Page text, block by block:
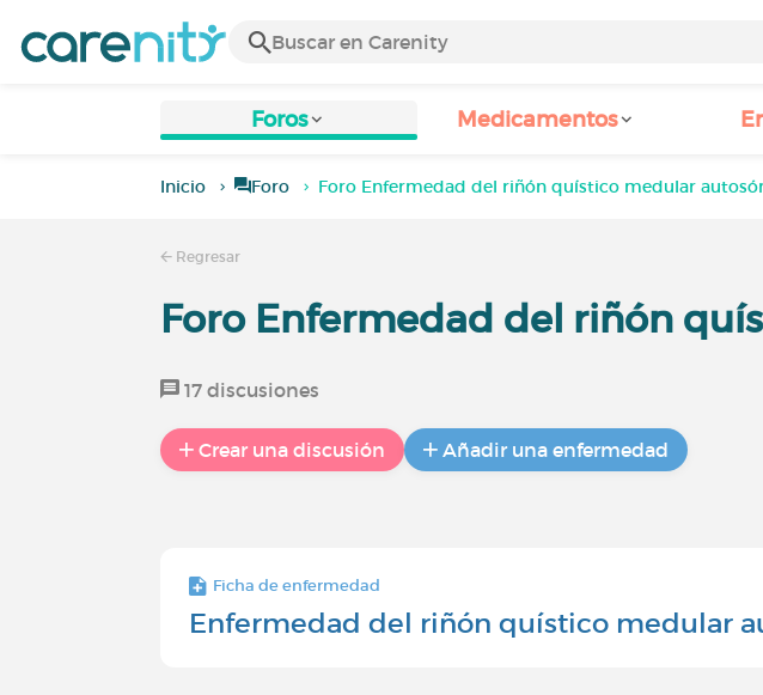
Foros Medicamentos
Inicio Foro Foro Enfermedad del riñón quístico medular
Regresar
Foro Enfermedad del riñón
17 discusiones
Crear una discusión Añadir una enfermedad
Ficha de enfermedad
Enfermedad del riñón quístico medular